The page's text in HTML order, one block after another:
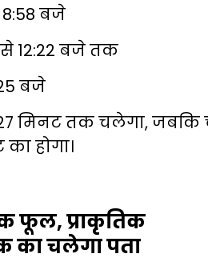
बजे
से 12:22 बजे तक
बजे
मिनट तक चलेगा, जबकि
होगा।
फूल, प्राकृतिक
चलेगा पता